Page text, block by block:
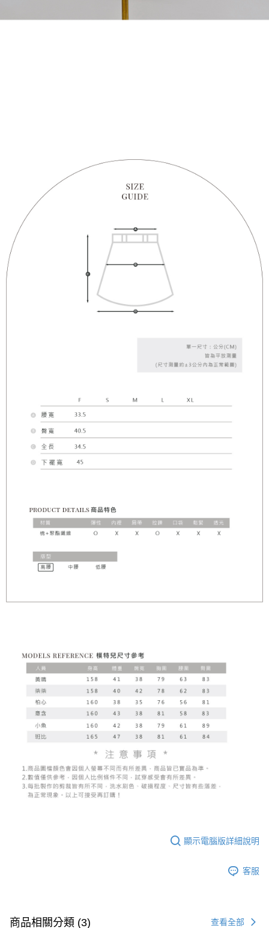
顯示電腦版詳細說明
客服
商品相關分類 (3) 查看全部